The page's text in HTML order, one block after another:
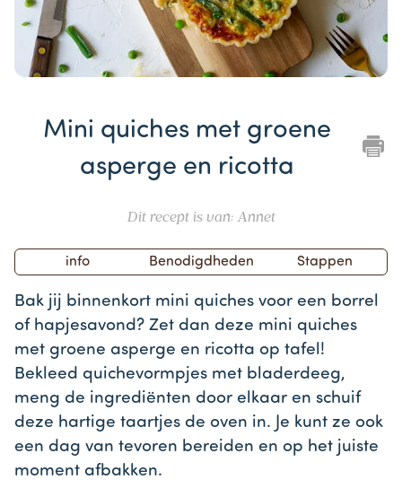
Mini quiches met groene
asperge en ricotta
Dit recept is van: Annet
info Benodigdheden Stappen
Bak jij binnenkort mini quiches voor een borrel
of hapjesavond? Zet dan deze mini quiches
met groene asperge en ricotta op tafel!
Bekleed quichevormpjes met bladerdeeg,
meng de ingrediënten door elkaar en schuif
deze hartige taartjes de oven in. Je kunt ze ook
een dag van tevoren bereiden en op het juiste
moment afbakken.